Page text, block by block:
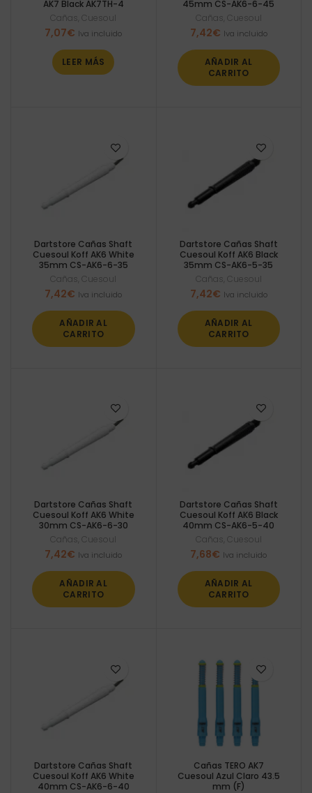
AK7 Black AK7TH-4
Cañas ,Cuesoul
7,07€ Iva incluido
LEER MÁS
45mm CS-AK6-6-45
Cañas Cuesoul
7,42€ Iva incluido
AÑADIR AL
CARRITO
Dartstore Cañas Shaft
Cuesoul Koff AK6 White
35mm CS-AK6-6-35
Cañas ,Cuesoul
7,42€ Iva incluido
AÑADIR AL
CARRITO
Dartstore Cañas Shaft
Cuesoul Koff AK6 Black
35mm CS-AK6-5-35
Cañas Cuesoul
7,42€ Iva incluido
AÑADIR AL
CARRITO
Dartstore Cañas Shaft
Cuesoul Koff AK6 White
30mm CS-AK6-6-30
Cañas ,Cuesoul
7,42€ Iva incluido
AÑADIR AL
CARRITO
Dartstore Cañas Shaft
Cuesoul Koff AK6 Black
40mm CS-AK6-5-40
Cañas Cuesoul
7,68€ Iva incluido
AÑADIR AL
CARRITO
Dartstore Cañas Shaft
Cuesoul Koff AK6 White
40mm CS-AK6-6-40
Cañas TERO AK7
Cuesoul Azul Claro 43.5
mm (F)